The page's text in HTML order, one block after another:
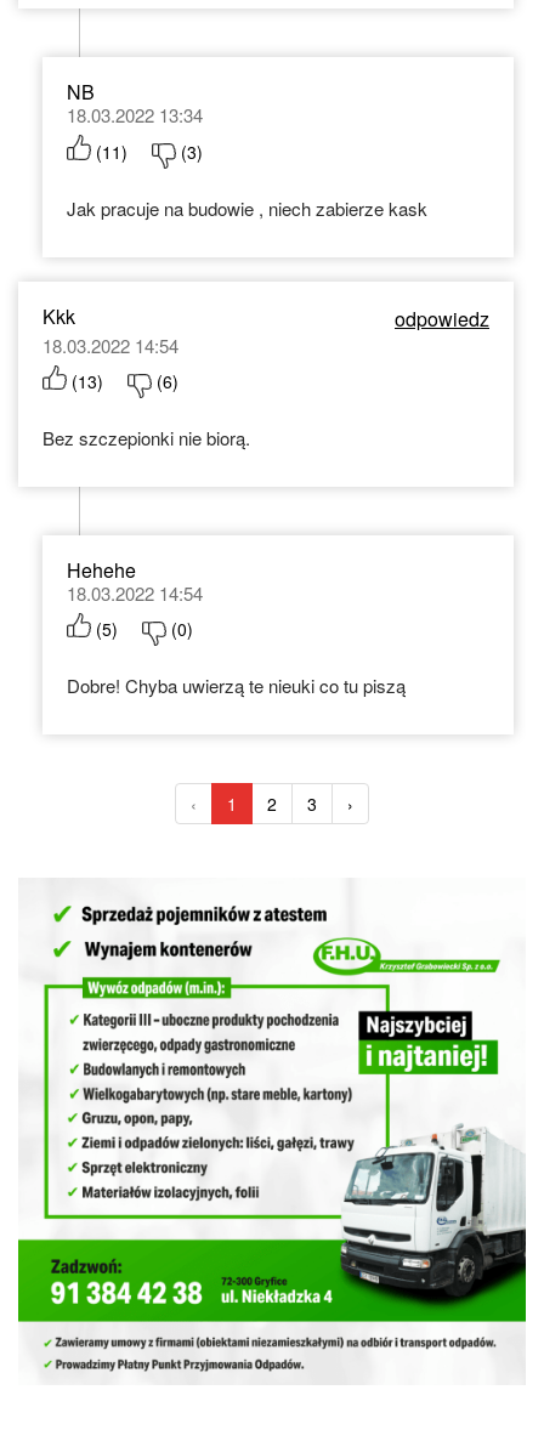
NB
18.03.2022 13:34
(11) (3)
Jak pracuje na budowie , niech zabierze kask
Kkk odpowiedz
18.03.2022 14:54
(13) (6)
Bez szczepionki nie biorą.
Hehehe
18.03.2022 14:54
(5) (0)
Dobre! Chyba uwierzą te nieuki co tu piszą
‹ 1 2 3 ›